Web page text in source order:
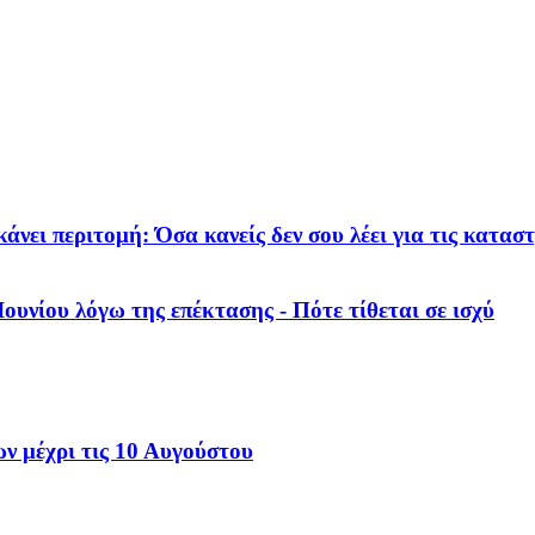
περιτομή: Όσα κανείς δεν σου λέει για τις
λόγω της επέκτασης - Πότε τίθεται σε ισχύ
μέχρι τις 10 Αυγούστου